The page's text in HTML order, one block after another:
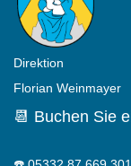
Direktion
Florian Weinmayer
📆 Buchen Sie